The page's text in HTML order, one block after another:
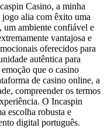
Casino, a minha
alia com êxito uma
um ambiente confiável e
vantajosa e
oferecidos para
autêntica para
que o casino
de casino online, a
compreender os termos
O Incaspin
escolha robusta e
digital português.